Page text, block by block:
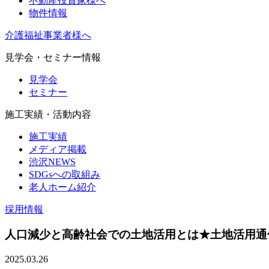
物件情報
介護福祉事業者様へ
見学会・セミナー情報
見学会
セミナー
施工実績・活動内容
施工実績
メディア掲載
渋沢NEWS
SDGsへの取組み
老人ホーム紹介
採用情報
人口減少と高齢社会での土地活用とは★土地活用
2025.03.26